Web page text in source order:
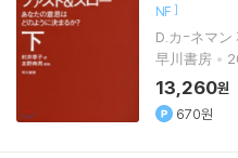
NF ]
D.カ-ネマン
早川書房
13,260원
670원